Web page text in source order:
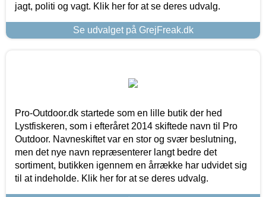
jagt, politi og vagt. Klik her for at se deres udvalg.
Se udvalget på GrejFreak.dk
Pro-Outdoor.dk startede som en lille butik der hed
Lystfiskeren, som i efteråret 2014 skiftede navn til Pro
Outdoor. Navneskiftet var en stor og svær beslutning,
men det nye navn repræsenterer langt bedre det
sortiment, butikken igennem en årrække har udvidet sig
til at indeholde. Klik her for at se deres udvalg.